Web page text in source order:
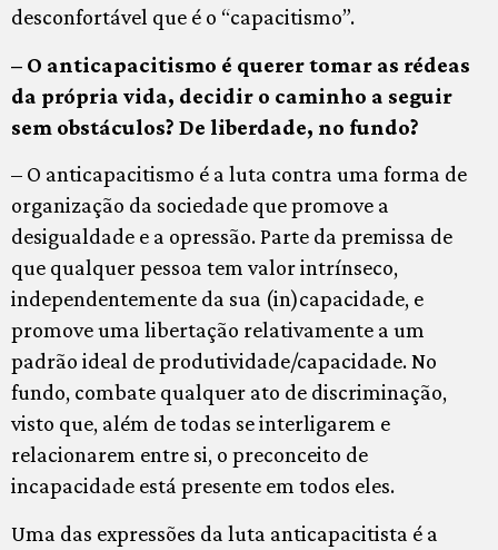
desconfortável que é o “capacitismo”.
– O anticapacitismo é querer tomar as rédeas
da própria vida, decidir o caminho a seguir
sem obstáculos? De liberdade, no fundo?
– O anticapacitismo é a luta contra uma forma de
organização da sociedade que promove a
desigualdade e a opressão. Parte da premissa de
que qualquer pessoa tem valor intrínseco,
independentemente da sua (in)capacidade, e
promove uma libertação relativamente a um
padrão ideal de produtividade/capacidade. No
fundo, combate qualquer ato de discriminação,
visto que, além de todas se interligarem e
relacionarem entre si, o preconceito de
incapacidade está presente em todos eles.
Uma das expressões da luta anticapacitista é a